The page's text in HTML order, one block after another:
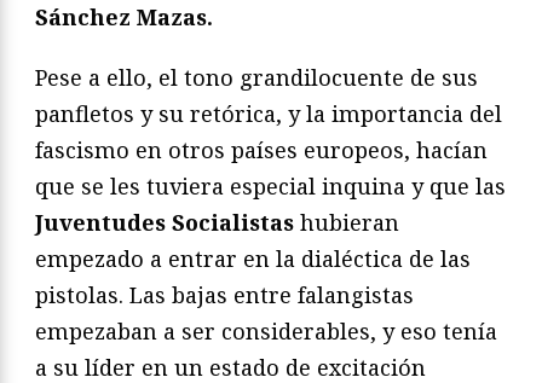
Sánchez Mazas.
Pese a ello, el tono grandilocuente de sus
panfletos y su retórica, y la importancia del
fascismo en otros países europeos, hacían
que se les tuviera especial inquina y que las
Juventudes Socialistas hubieran
empezado a entrar en la dialéctica de las
pistolas. Las bajas entre falangistas
empezaban a ser considerables, y eso tenía
a su líder en un estado de excitación